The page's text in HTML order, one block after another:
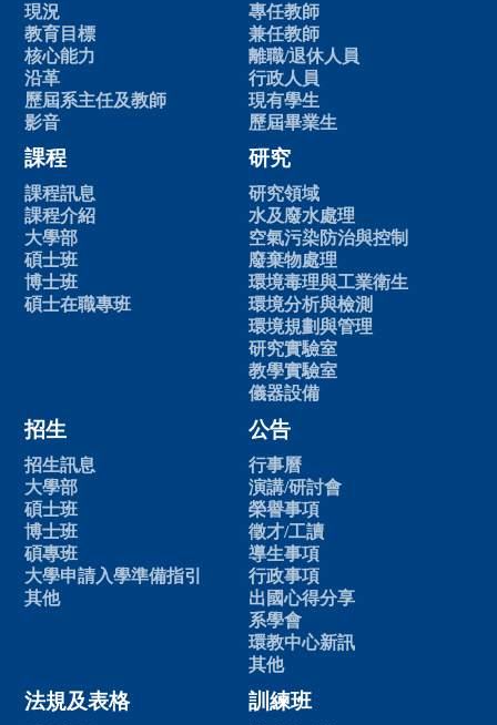
現況
教育目標
核心能力
沿革
歷屆系主任及教師
影音
專任教師
兼任教師
離職/退休人員
行政人員
現有學生
歷屆畢業生
課程
課程訊息
課程介紹
大學部
碩士班
博士班
碩士在職專班
研究
研究領域
水及廢水處理
空氣污染防治與控制
廢棄物處理
環境毒理與工業衛生
環境分析與檢測
環境規劃與管理
研究實驗室
教學實驗室
儀器設備
招生
招生訊息
大學部
碩士班
博士班
碩專班
大學申請入學準備指引
其他
公告
行事曆
演講/研討會
榮譽事項
徵才/工讀
導生事項
行政事項
出國心得分享
系學會
環教中心新訊
其他
法規及表格 訓練班